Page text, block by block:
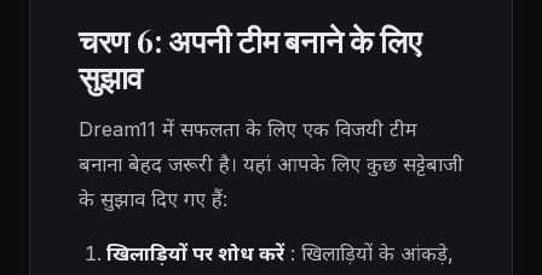
चरण 6: अपनी टीम बनाने के लिए
सुझाव
Dream11 में सफलता के लिए एक विजयी टीम
बनाना बेहद जरूरी है। यहां आपके लिए कुछ सट्टेबाजी
के सुझाव दिए गए हैं:
खिलाड़ियों पर शोध करें: खिलाड़ियों के आंकड़े,